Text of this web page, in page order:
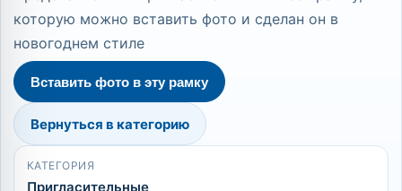
которую можно вставить фото и сделан он в
новогоднем стиле
Вставить фото в эту рамку
Вернуться в категорию
КАТЕГОРИЯ
Пригласительные